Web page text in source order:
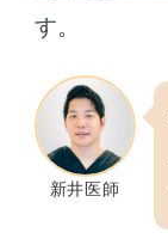
す。
新井医師